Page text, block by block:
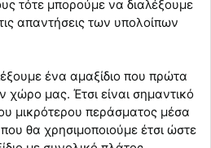
τότε μπορούμε να διαλέξουμε
απαντήσεις των υπολοίπων
ένα αμαξίδιο που πρώτα
χώρο μας. Έτσι είναι σημαντικό
μικρότερου περάσματος μέσα
θα χρησιμοποιούμε έτσι ώστε